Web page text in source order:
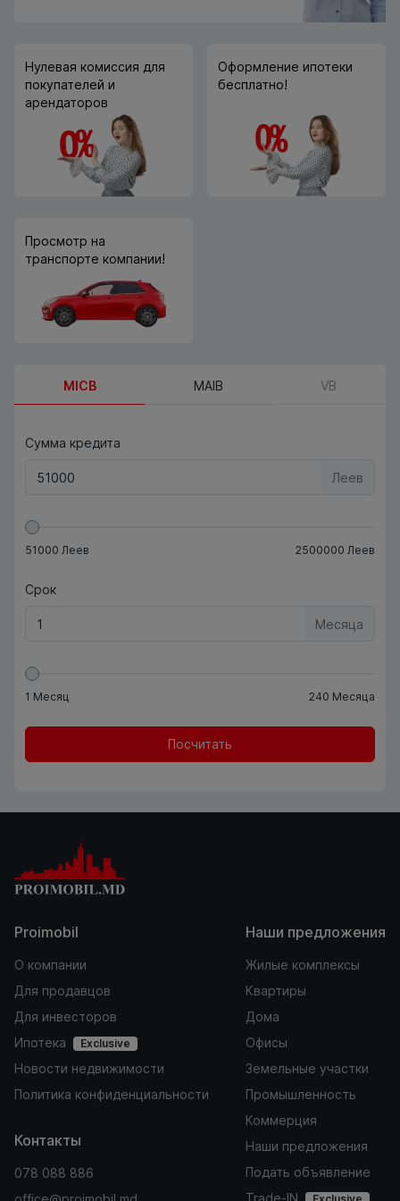
Нулевая комиссия для
покупателей и
арендаторов
Оформление ипотеки
бесплатно!
Просмотр на
транспорте компании!
MICB MAIB VB
Сумма кредита
Леев
51000 Леев 2500000 Леев
Срок
Месяца
1 Месяц 240 Месяца
Посчитать
Proimobil
О компании
Для продавцов
Для инвесторов
Ипотека
Exclusive
Новости недвижимости
Политика конфиденциальности
Наши предложения
Жилые комплексы
Квартиры
Дома
Офисы
Земельные участки
Промышленность
Коммерция
Наши предложения
Подать объявление
Контакты
078 088 886